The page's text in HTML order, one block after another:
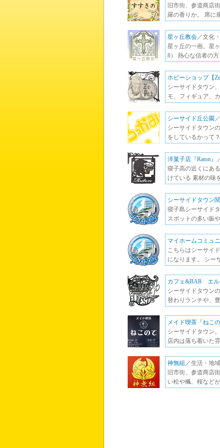
旧市街、参道商店
羅の香りか。 席に
星ヶ丘教会／文化
星ヶ丘の一画。星
8） 熱心な信者の
ホビーショップ【
シーサイドタウン
モ、フィギュア、
シーサイド丘公園
シーサイドタウン
をしているかって
洋菓子店『Raton』
寝子高の近くにあ
けている 素材の味
シーサイドタウン
寝子島シーサイド
スポットの多い賑
マイホームコミュ
こちらはシーサイ
になります。 シー
カフェ&BAR エル
シーサイドタウン
替わりランチや、
メイド喫茶『ねこ
シーサイドタウン
店内は落ち着いた
神無組 ／生活・地
旧市街、参道商店
い松や楓、桜など